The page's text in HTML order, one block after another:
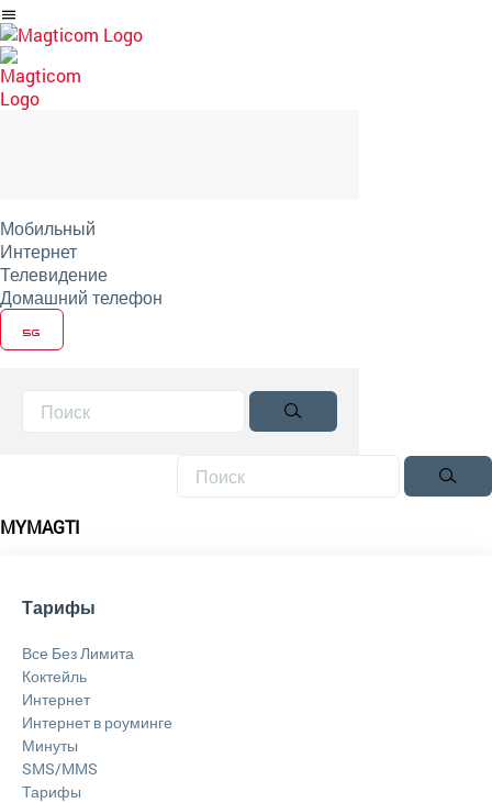
Перейти
на
артикль
Мобильный
Интернет
Телевидение
Домашний телефон
MYMAGTI
Тарифы
Все Без Лимита
Коктейль
Интернет
Интернет в роуминге
Минуты
SMS/MMS
Тарифы